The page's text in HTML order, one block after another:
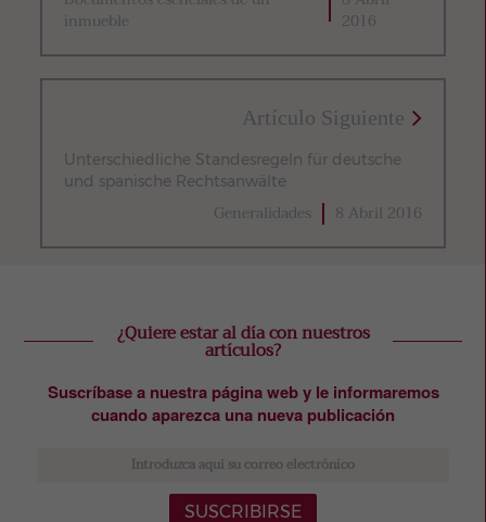
inmueble
2016
Artículo Siguiente
Unterschiedliche Standesregeln für deutsche
und spanische Rechtsanwälte
Generalidades 8 Abril 2016
¿Quiere estar al día con nuestros
artículos?
Suscríbase a nuestra página web y le informaremos
cuando aparezca una nueva publicación
SUSCRIBIRSE